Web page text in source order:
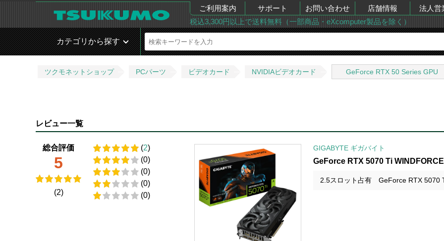
ご利用案内 サポート お問い合わせ 店舗情報 法人営
税込3,300円以上で送料無料（一部商品・eXcomputer製品を除く）
カテゴリから探す
ツクモネットショップ PCパーツ ビデオカード NVIDIAビデオカード GeForce RTX 50 Series GPU
レビュー一覧
総合評価
5
(2)
(2)
(0)
(0)
(0)
(0)
GIGABYTE ギガバイト
GeForce RTX 5070 Ti
2.5スロット占有 GeForce RTX 5070